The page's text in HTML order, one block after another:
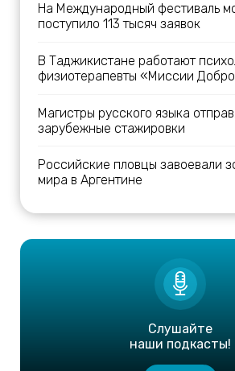
На Международный фестиваль
поступило 113 тысяч заявок
В Таджикистане работают
физиотерапевты «Миссии
Магистры русского языка
зарубежные стажировки
Российские пловцы завоевали
мира в Аргентине
Слушайте
наши подкасты!